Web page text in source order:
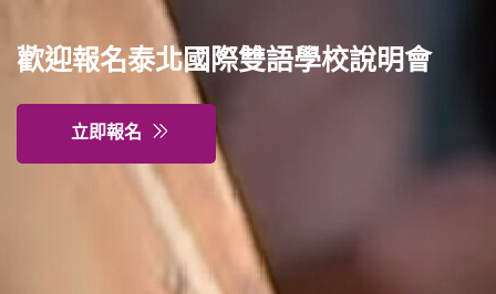
歡迎報名泰北國際雙語學校說明會
立即報名